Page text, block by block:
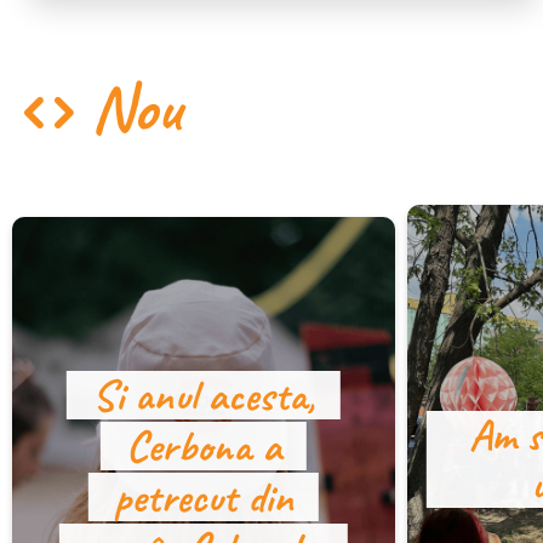
Nou
Si anul acesta,
Cerbona a
petrecut din
Am